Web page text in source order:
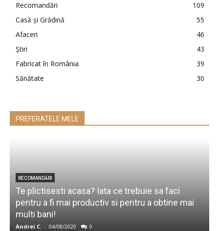
Recomandări
109
Casă şi Grădină
55
Afaceri
46
Ştiri
43
Fabricat în România
39
Sănătate
30
PREFERATELE MELE
RECOMANDĂRI
Te plictisesti acasa? Iata ce trebuie sa faci
pentru a fi mai productiv si pentru a obtine mai
multi bani!
Andrei C. - 04/08/2020 0